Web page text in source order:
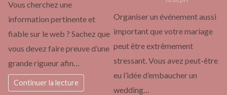
Vous cherchez une
information pertinente et
fiable sur le web ? Sachez que
vous devez faire preuve d’une
grande rigueur afin…
Continuer la lecture
Organiser un événement aussi
important que votre mariage
peut être extrêmement
stressant. Vous avez peut-être
eu l’idée d’embaucher un
wedding…